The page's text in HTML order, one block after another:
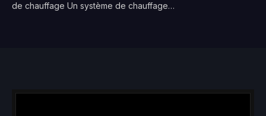
de chauffage Un système de chauffage…